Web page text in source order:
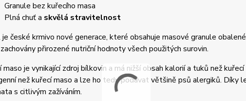
Granule bez kuřecího masa
Plná chuť a skvělá stravitelnost
je české krmivo nové generace, které obsahuje masové granule
přirozené nutriční hodnoty všech použitých surovin.
maso je vynikající zdroj bílkovin a má nižší obsah kalorií a tuků než
než kuřecí maso a lze ho tedy podávat většině psů alergiků.
s citlivým zažíváním.